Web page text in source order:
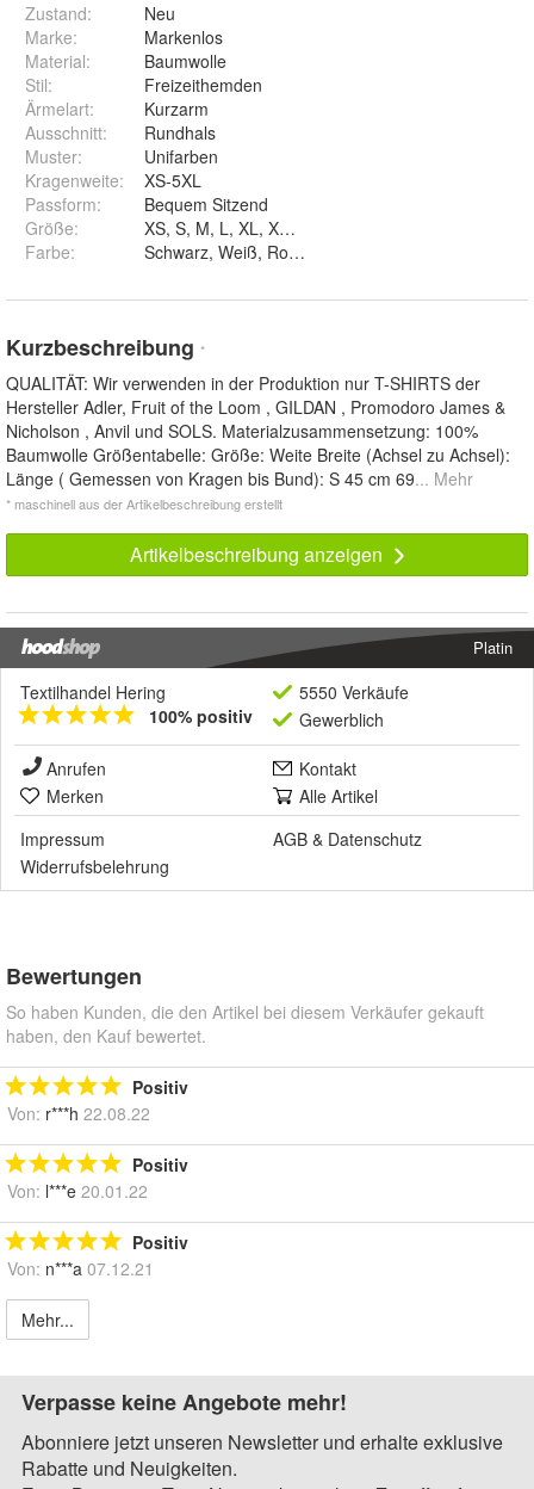
Zustand:
Neu
Marke:
Markenlos
Material:
Baumwolle
Stil:
Freizeithemden
Ärmelart:
Kurzarm
Ausschnitt:
Rundhals
Muster:
Unifarben
Kragenweite:
XS-5XL
Passform:
Bequem Sitzend
Größe:
Farbe:
Kurzbeschreibung *
QUALITÄT: Wir verwenden in der Produktion nur T-SHIRTS der
Hersteller Adler, Fruit of the Loom , GILDAN , Promodoro James &
Nicholson , Anvil und SOLS. Materialzusammensetzung: 100%
Baumwolle Größentabelle: Größe: Weite Breite (Achsel zu Achsel):
Länge ( Gemessen von Kragen bis Bund): S 45 cm 69... Mehr
* maschinell aus der Artikelbeschreibung erstellt
Artikelbeschreibung anzeigen
Platin
Textilhandel Hering
100% positiv
5550 Verkäufe
Gewerblich
Anrufen
Kontakt
Merken
Alle Artikel
Impressum
AGB & Datenschutz
Widerrufsbelehrung
Bewertungen
So haben Kunden, die den Artikel bei diesem Verkäufer gekauft
haben, den Kauf bewertet.
Positiv
Von: r***h 22.08.22
Positiv
Von: l***e 20.01.22
Positiv
Von: n***a 07.12.21
Mehr...
Verpasse keine Angebote mehr!
Abonniere jetzt unseren Newsletter und erhalte exklusive
Rabatte und Neuigkeiten.